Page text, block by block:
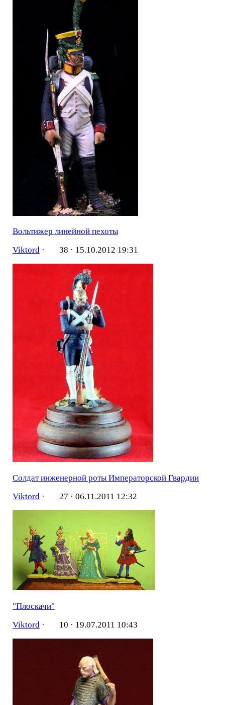
Вольтижер линейной пехоты
Viktord· 38 · 15.10.2012 19:31
Солдат инженерной роты Императорской Гвардии
Viktord · 27 · 06.11.2011 12:32
"Плоскачи"
Viktord· 10 · 19.07.2011 10:43